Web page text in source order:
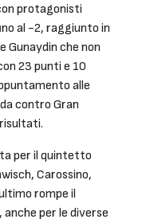
protagonisti
al -2, raggiunto in
Gunaydin che non
23 punti e 10
alle
contro Gran
per il quintetto
Carossino,
rompe il
anche per le diverse